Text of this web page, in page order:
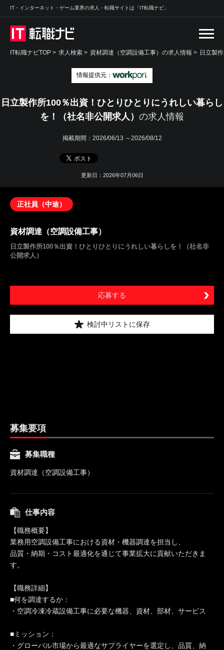
IT・インターネット・ゲーム業界の求人・転職サイトは「IT転職ナビ」
IT転職ナビTOP > 求人検索 > 資材調達（空調設備工事）の求人情報 > 日立製
情報提供元：
日立製作所100％出資！ひとりひとりにうれしい暮らし
を！（社名非公開求人） の求人情報
掲載期間： 2026/06/13 ～2026/08/12
更新日：2026年07月06日
正社員（中途）
資材調達（空調設備工事）
日立製作所100％出資！ひとりひとりにうれしい暮らしを！（社名非
公開求人）
応募する
検討中リストに保存
募集要項
募集職種
資材調達（空調設備工事）
仕事内容
【職務概要】
業務用空調設備工事における資材・機器調達を担当し、
品質・納期・コスト最適化を通じて事業拡大に貢献いただきま
す。
【職務詳細】
■何を調達するか：
・空調冷凍冷蔵設備工事に必要な機器、資材、部材、サービス
■ミッション：
・グローバル市場から最適なサプライヤーを選定し、品質、納